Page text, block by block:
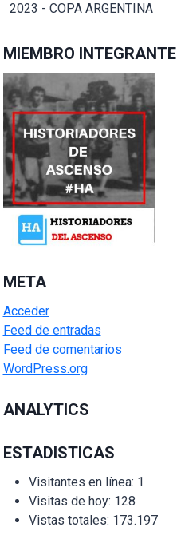
2023 - COPA ARGENTINA
MIEMBRO INTEGRANTE
META
Acceder
Feed de entradas
Feed de comentarios
WordPress.org
ANALYTICS
ESTADISTICAS
Visitantes en línea: 1
Visitas de hoy: 128
Vistas totales: 173.197